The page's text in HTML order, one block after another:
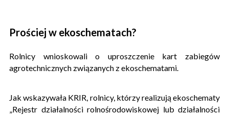
Prościej w ekoschematach?
Rolnicy wnioskowali o uproszczenie kart zabiegów
agrotechnicznych związanych z ekoschematami.
Jak wskazywała KRIR, rolnicy, którzy realizują ekoschematy
„Rejestr działalności rolnośrodowiskowej lub działalności